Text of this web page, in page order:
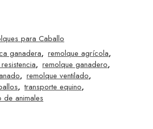
para Caballo
ganadera, remolque agrícola,
, remolque ganadero,
, remolque ventilado,
, transporte equino,
de animales